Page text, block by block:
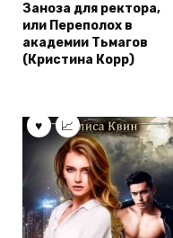
Заноза для ректора,
или Переполох в
академии Тьмагов
(Кристина Корр)